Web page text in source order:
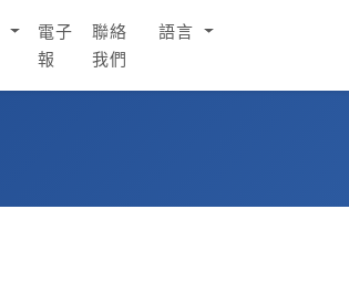
電子
報
聯絡
我們
語言